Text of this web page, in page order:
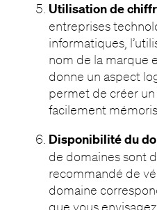
Utilisation de
entreprises
informatiques,
nom de la marque
donne un aspect
permet de créer
facilement
Disponibilité du
de domaines sont
recommandé de
domaine
que vous envisagez